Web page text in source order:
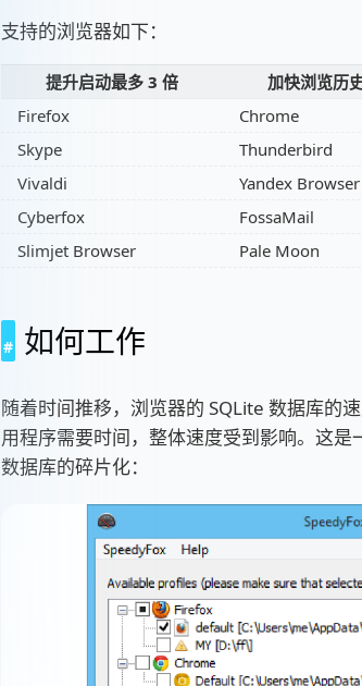
支持的浏览器如下：
提升启动最多 3 倍 加快浏览历
Firefox
Chrome
Skype
Thunderbird
Vivaldi
Yandex Browser
Cyberfox
FossaMail
Slimjet Browser
Pale Moon
如何工作
随着时间推移，浏览器的 SQLite 数据库的
用程序需要时间，整体速度受到影响。这
数据库的碎片化：